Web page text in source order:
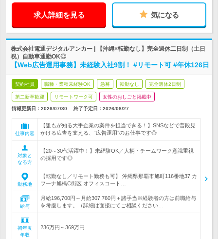
求人詳細を見る 気になる
株式会社電通デジタルアンカー | 【沖縄×転勤なし】完全週休二日制（土日
祝）自動車通勤OK◎
【Web広告運用事務】未経験入社9割！ #リモート可 #年休126日
契約社員 職種・業種未経験OK 急募 転勤なし 完全週休2日制
第二新卒歓迎 リモートワーク可 女性のおしごと掲載中
情報更新日：2026/07/30 終了予定日： 2026/08/27
仕事内容
【誰もが知る大手企業の案件を担当できる！】SNSなどで普段見
かける広告を支える、“広告運用”のお仕事です◎
対象と
なる方
【20～30代活躍中！】未経験OK／人柄・チームワーク意識重視
の採用です◎
勤務地
【転勤なし／リモート勤務も可】 沖縄県那覇市旭町116番地37 カ
フーナ旭橋C街区 オフィスコート…
給与
月給196,700円～月給307,760円＋諸手当※経験者の方は前職給与
を考慮します。（詳細は面接にてご相談ください…
初年度
年収
236万円～369万円